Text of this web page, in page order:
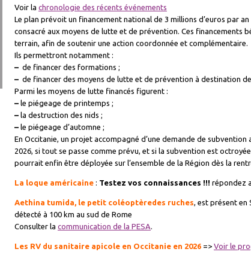
Voir la chronologie des récents événements
Le plan prévoit un financement national de 3 millions d’euros par an
consacré aux moyens de lutte et de prévention. Ces financements
terrain, afin de soutenir une action coordonnée et complémentaire.
Ils permettront notamment :
– de financer des formations ;
– de financer des moyens de lutte et de prévention à destination
Parmi les moyens de lutte financés figurent :
– le piégeage de printemps ;
– la destruction des nids ;
– le piégeage d’automne ;
En Occitanie, un projet accompagné d’une demande de subvention
2026, si tout se passe comme prévu, et si la subvention est
pourrait enfin être déployée sur l’ensemble de la Région dès la
La loque américaine : Testez vos connaissances !!! répondez
Aethina tumida, le petit coléoptèredes ruches, est présent en
détecté à 100 km au sud de Rome
Consulter la communication de la PESA.
Les RV du sanitaire apicole en Occitanie en 2026 => Voir le